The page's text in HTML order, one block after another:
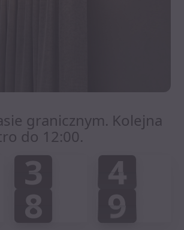
granicznym. Kolejna
do 12:00.
3
0
3
8
0
8
4
5
4
9
0
9